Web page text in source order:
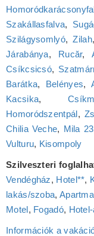
Szakállasfalva,
Szilágysomlyó,Zilah
Járabánya, Rucăr,
Csíkcsicsó,
Barátka, Belényes,
Kacsika,
Homoródszentpál,
Chilia Veche, Mila 23
Vulturu, Kisompoly
Szilveszteri
Vendégház, Hotel**,
lakás/szoba,
Motel, Fogadó,
Információk a